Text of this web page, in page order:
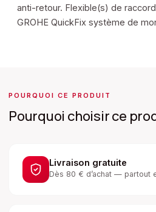
anti-retour. Flexible(s) de
GROHE QuickFix système de
POURQUOI CE PRODUIT
Pourquoi choisir ce
Livraison gratuite
Dès 80 € d’achat — partout